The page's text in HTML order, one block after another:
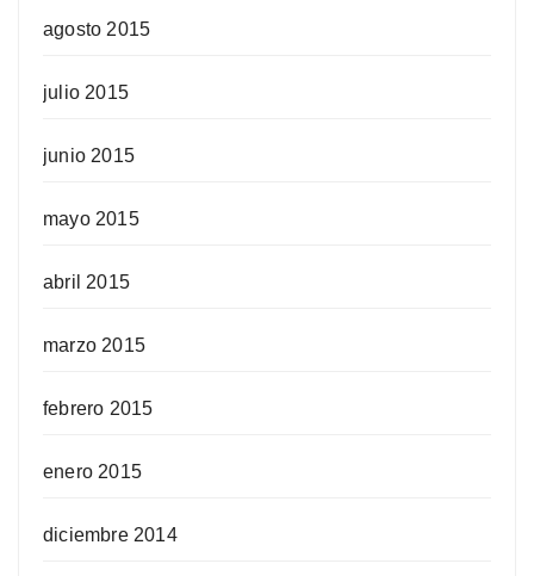
agosto 2015
julio 2015
junio 2015
mayo 2015
abril 2015
marzo 2015
febrero 2015
enero 2015
diciembre 2014